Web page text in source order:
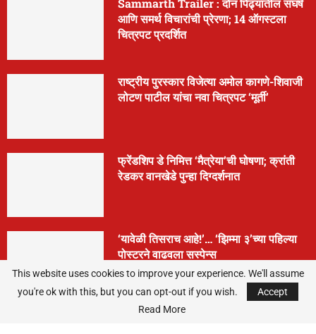
Sammarth Trailer : दोन पिढ्यांतील संघर्ष
आणि समर्थ विचारांची प्रेरणा; 14 ऑगस्टला
चित्रपट प्रदर्शित
राष्ट्रीय पुरस्कार विजेत्या अमोल कागणे-शिवाजी
लोटण पाटील यांचा नवा चित्रपट ‘मूर्ती’
फ्रेंडशिप डे निमित्त ‘मैत्रेया’ची घोषणा; क्रांती
रेडकर वानखेडे पुन्हा दिग्दर्शनात
‘यावेळी तिसराच आहे!’… ‘झिम्मा ३’च्या पहिल्या
पोस्टरने वाढवला सस्पेन्स
This website uses cookies to improve your experience. We'll assume
you're ok with this, but you can opt-out if you wish.
Accept
Read More